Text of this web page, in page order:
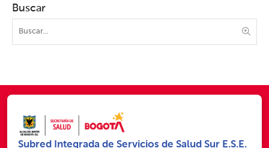
Buscar
Subred Integrada de Servicios de Salud Sur E.S.E.